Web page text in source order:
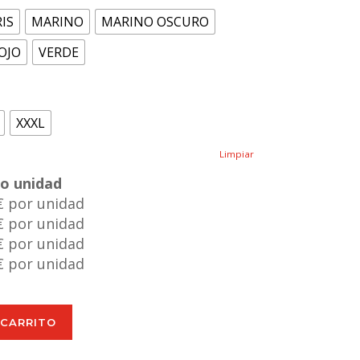
MARINO
MARINO OSCURO
VERDE
XXXL
Limpiar
unidad
por unidad
por unidad
por unidad
por unidad